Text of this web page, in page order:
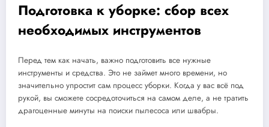
Подготовка к уборке: сбор всех
необходимых инструментов
Перед тем как начать, важно подготовить все нужные
инструменты и средства. Это не займет много времени, но
значительно упростит сам процесс уборки. Когда у вас всё под
рукой, вы сможете сосредоточиться на самом деле, а не тратить
драгоценные минуты на поиски пылесоса или швабры.